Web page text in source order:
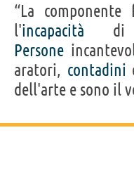
“La
l'incapacità
Persone
aratori, contadini
dell'arte e sono il